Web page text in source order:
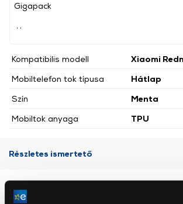
Gigapack
Kompatibilis modell
Xiaomi
Mobiltelefon tok típusa
Hátlap
Szín
Menta
Mobiltok anyaga
TPU
Részletes ismertető